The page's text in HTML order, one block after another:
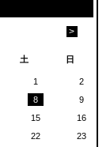
>
土 日
1
2
8
9
15
16
22
23